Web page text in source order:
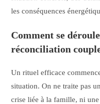
les conséquences
Comment se
réconciliation
Un rituel efficace
situation. On ne traite pas
crise liée à la famille, ni